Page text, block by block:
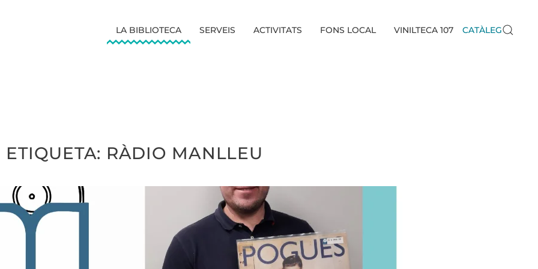
LA BIBLIOTECA SERVEIS ACTIVITATS FONS LOCAL VINILTECA 107 CATÀLEG
ETIQUETA: RÀDIO MANLLEU